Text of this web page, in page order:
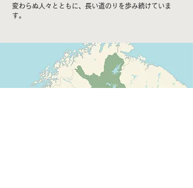
変わらぬ人々とともに、長い道のりを歩み続けていま
す。